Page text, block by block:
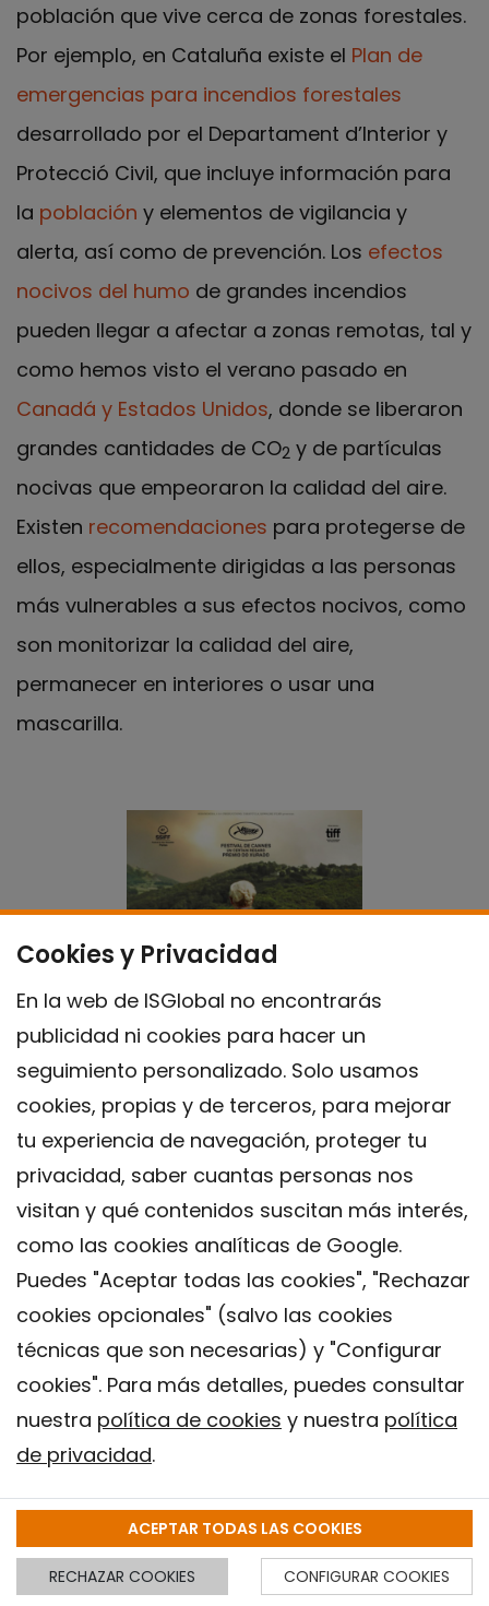
población que vive cerca de zonas forestales.
Por ejemplo, en Cataluña existe el Plan de
emergencias para incendios forestales
desarrollado por el Departament d’Interior y
Protecció Civil, que incluye información para
la población y elementos de vigilancia y
alerta, así como de prevención. Los efectos
nocivos del humo de grandes incendios
pueden llegar a afectar a zonas remotas, tal y
como hemos visto el verano pasado en
Canadá y Estados Unidos, donde se liberaron
grandes cantidades de CO2 y de partículas
nocivas que empeoraron la calidad del aire.
Existen recomendaciones para protegerse de
ellos, especialmente dirigidas a las personas
más vulnerables a sus efectos nocivos, como
son monitorizar la calidad del aire,
permanecer en interiores o usar una
mascarilla.
Tráiler :https://www.youtube.com/watch?
: Oliver Laxe.
Drama.
: 2019. Duración : 89 minutos.
Dónde verla: RTVE, Movistar Plus+, YouTube,
Google Play Películas, Apple TV y Amazon
Prime Video.
9. Películas sobre desastres químicos
Cookies y Privacidad
En la web de ISGlobal no encontrarás
publicidad ni cookies para hacer un
seguimiento personalizado. Solo usamos
cookies, propias y de terceros, para mejorar
tu experiencia de navegación, proteger tu
privacidad, saber cuantas personas nos
visitan y qué contenidos suscitan más interés,
como las cookies analíticas de Google.
Puedes "Aceptar todas las cookies", "Rechazar
cookies opcionales" (salvo las cookies
técnicas que son necesarias) y "Configurar
cookies". Para más detalles, puedes consultar
nuestra política de cookies y nuestra política
de privacidad.
ACEPTAR TODAS LAS COOKIES
RECHAZAR COOKIES CONFIGURAR COOKIES